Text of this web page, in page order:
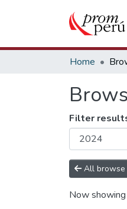
Home
Filter
All browse
Now showing